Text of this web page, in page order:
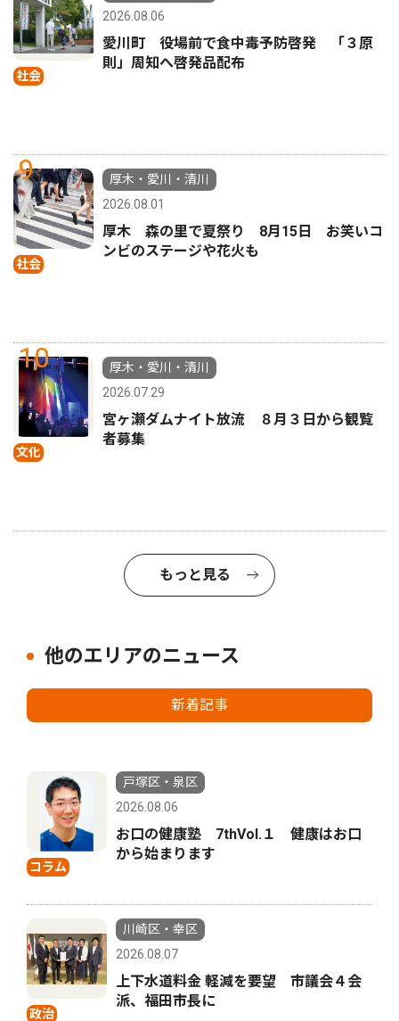
社会
2026.08.06
愛川町 役場前で食中毒予防啓発 「３原
則」周知へ啓発品配布
9
社会
厚木・愛川・清川
2026.08.01
厚木 森の里で夏祭り 8月15日 お笑いコ
ンビのステージや花火も
10
文化
厚木・愛川・清川
2026.07.29
宮ヶ瀬ダムナイト放流 ８月３日から観覧
者募集
もっと見る
他のエリアのニュース
新着記事
コラム
戸塚区・泉区
2026.08.06
お口の健康塾 7thVol.１ 健康はお口
から始まります
政治
川崎区・幸区
2026.08.07
上下水道料金 軽減を要望 市議会４会
派、福田市長に